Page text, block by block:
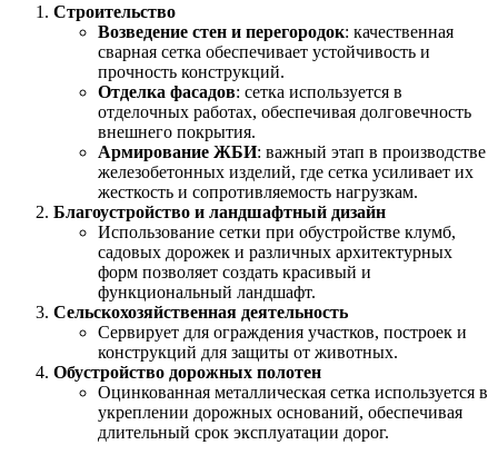
(пруток)
Лента
латунная
Лист
латунный
латунная
Шина
медная
Круг
медный
(пруток)
Лента
медная
Лист
медный
Труба
медная
Круг
бронзовый
(пруток)
Группы
товары
Фитинги
Фитинги
резьбовые
латунные
Фитинги
резьбовые
чугунные
Хомуты
Труба ВГП
БУ металл
Строительство
Возведение стен и перегородок: качественная
сварная сетка обеспечивает устойчивость и
прочность конструкций.
Отделка фасадов: сетка используется в
отделочных работах, обеспечивая долговечность
внешнего покрытия.
Армирование ЖБИ: важный этап в производстве
железобетонных изделий, где сетка усиливает их
жесткость и сопротивляемость нагрузкам.
Благоустройство и ландшафтный дизайн
Использование сетки при обустройстве клумб,
садовых дорожек и различных архитектурных
форм позволяет создать красивый и
функциональный ландшафт.
Сельскохозяйственная деятельность
Сервирует для ограждения участков, построек и
конструкций для защиты от животных.
Обустройство дорожных полотен
Оцинкованная металлическая сетка используется в
укреплении дорожных оснований, обеспечивая
длительный срок эксплуатации дорог.